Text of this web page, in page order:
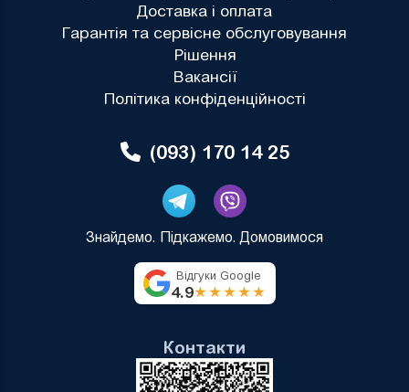
Доставка і оплата
Гарантія та сервісне обслуговування
Рішення
Вакансії
Політика конфіденційності
(093) 170 14 25
Знайдемо. Підкажемо. Домовимося
Відгуки Google
4.9★★★★★
Контакти